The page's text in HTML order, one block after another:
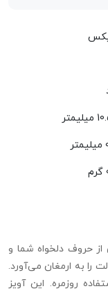
از حروف دلخواه شما و
را به ارمغان می‌آورد.
روزمره. این آویز